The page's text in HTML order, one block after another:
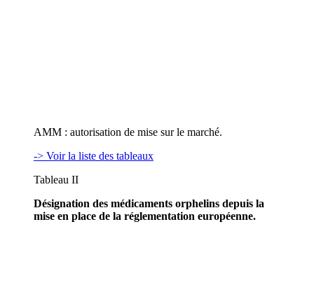
AMM : autorisation de mise sur le marché.
-> Voir la liste des tableaux
Tableau II
Désignation des médicaments orphelins depuis la
mise en place de la réglementation européenne.